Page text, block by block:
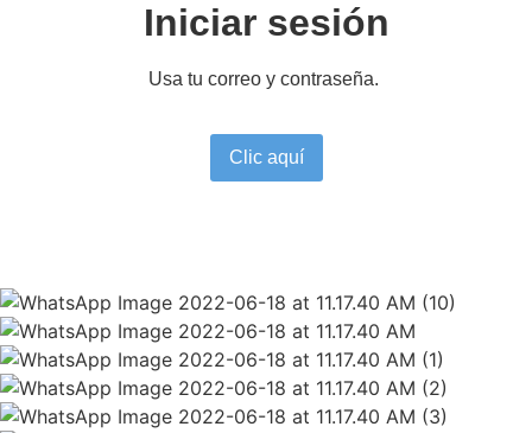
Iniciar sesión
Usa tu correo y contraseña.
Clic aquí